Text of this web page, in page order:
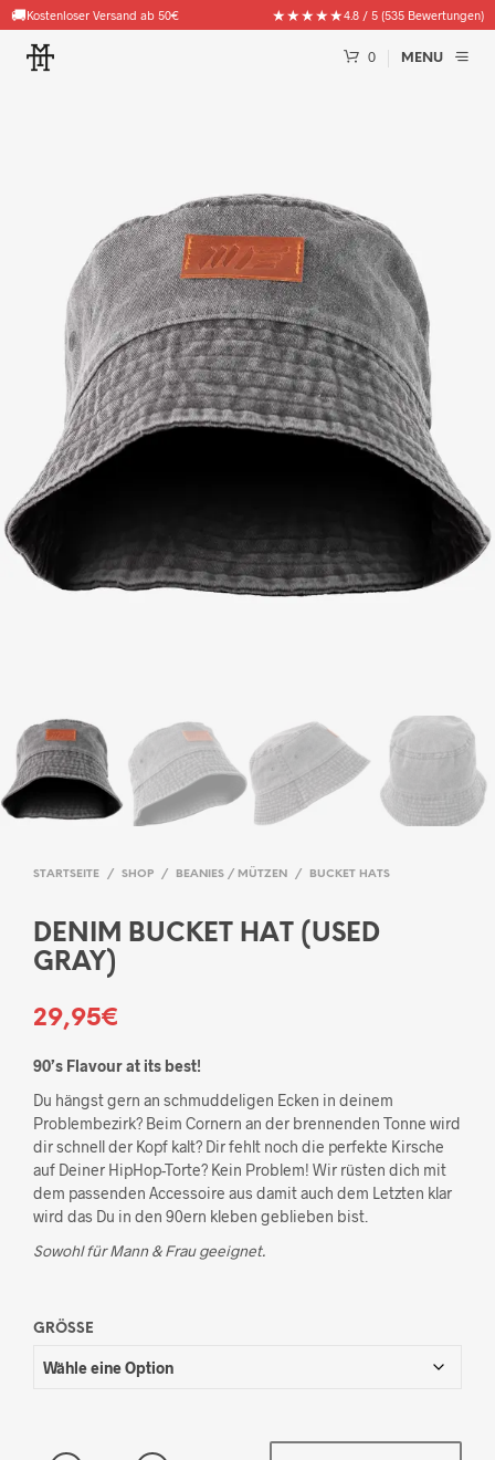
🚚Kostenloser Versand ab 50€ ★★★★★4.8 / 5 (535 Bewertungen)
0 MENU
STARTSEITE / SHOP / BEANIES / MÜTZEN / BUCKET HATS
DENIM BUCKET HAT (USED
GRAY)
29,95€
90’s Flavour at its best!
Du hängst gern an schmuddeligen Ecken in deinem
Problembezirk? Beim Cornern an der brennenden Tonne wird
dir schnell der Kopf kalt? Dir fehlt noch die perfekte Kirsche
auf Deiner HipHop-Torte? Kein Problem! Wir rüsten dich mit
dem passenden Accessoire aus damit auch dem Letzten klar
wird das Du in den 90ern kleben geblieben bist.
Sowohl für Mann & Frau geeignet.
GRÖSSE